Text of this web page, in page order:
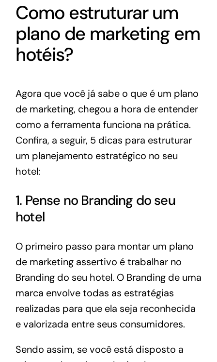
Como estruturar um
plano de marketing em
hotéis?
Agora que você já sabe o que é um plano
de marketing, chegou a hora de entender
como a ferramenta funciona na prática.
Confira, a seguir, 5 dicas para estruturar
um planejamento estratégico no seu
hotel:
1. Pense no Branding do seu
hotel
O primeiro passo para montar um plano
de marketing assertivo é trabalhar no
Branding do seu hotel. O Branding de uma
marca envolve todas as estratégias
realizadas para que ela seja reconhecida
e valorizada entre seus consumidores.
Sendo assim, se você está disposto a